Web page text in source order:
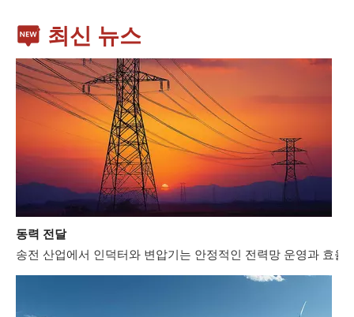
최신 뉴스
송전 산업에서 인덕터와 변압기는 안정적인 전력망 운영과 효